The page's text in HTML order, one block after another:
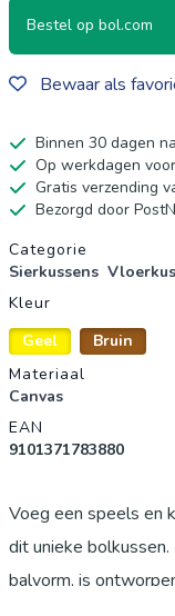
Bestel op bol.com
Bewaar als
Binnen 30 dagen
Op werkdagen
Gratis verzending
Bezorgd door
Categorie
Sierkussens
Kleur
Geel
Bruin
Materiaal
Canvas
EAN
9101371783880
Voeg een speels en
dit unieke
balvorm, is